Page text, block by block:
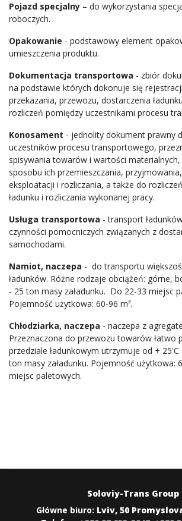
Pojazd specjalny – do wykorzystania
roboczych.
Opakowanie - podstawowy element
umieszczenia produktu.
Dokumentacja transportowa - zbiór
na podstawie których dokonuje się
przekazania, przewozu, dostarczenia
rozliczeń pomiędzy uczestnikami procesu
Konosament - jednolity dokument prawny
uczestników procesu transportowego,
spisywania towarów i wartości materialnych,
sposobu ich przemieszczania,
eksploatacji i rozliczania, a także do
ładunku i rozliczania wykonanej pracy.
Usługa transportowa - transport
czynności pomocniczych związanych z
samochodami.
Namiot, naczepa - do transportu
ładunków. Różne rodzaje obciążeń: górne,
- 25 ton masy załadunku. Do 22-33 miejsc
Pojemność użytkowa: 60-96 m³.
Chłodziarka, naczepa - naczepa z
Przeznaczona do przewozu towarów łatwo
przedziale ładunkowym utrzymuje od +
ton masy załadunku. Pojemność użytkowa:
miejsc paletowych.
Soloviy-Trans Group
Główne biuro: Lviv, 50